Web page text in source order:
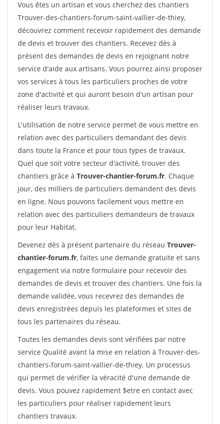
Vous êtes un artisan et vous cherchez des chantiers
Trouver-des-chantiers-forum-saint-vallier-de-thiey,
découvrez comment recevoir rapidement des demande
de devis et trouver des chantiers. Recevez dès à
présent des demandes de devis en rejoignant notre
service d'aide aux artisans. Vous pourrez ainsi proposer
vos services à tous les particuliers proches de votre
zone d'activité et qui auront besoin d'un artisan pour
réaliser leurs travaux.
L'utilisation de notre service permet de vous mettre en
relation avec des particuliers demandant des devis
dans toute la France et pour tous types de travaux.
Quel que soit votre secteur d'activité, trouver des
chantiers grâce à Trouver-chantier-forum.fr. Chaque
jour, des milliers de particuliers demandent des devis
en ligne. Nous pouvons facilement vous mettre en
relation avec des particuliers demandeurs de travaux
pour leur Habitat.
Devenez dès à présent partenaire du réseau Trouver-
chantier-forum.fr, faites une demande gratuite et sans
engagement via notre formulaire pour recevoir des
demandes de devis et trouver des chantiers. Une fois la
demande validée, vous recevrez des demandes de
devis enregistrées depuis les plateformes et sites de
tous les partenaires du réseau.
Toutes les demandes devis sont vérifiées par notre
service Qualité avant la mise en relation à Trouver-des-
chantiers-forum-saint-vallier-de-thiey. Un processus
qui permet de vérifier la véracité d'une demande de
devis. Vous pouvez rapidement $etre en contact avec
les particuliers pour réaliser rapidement leurs
chantiers travaux.